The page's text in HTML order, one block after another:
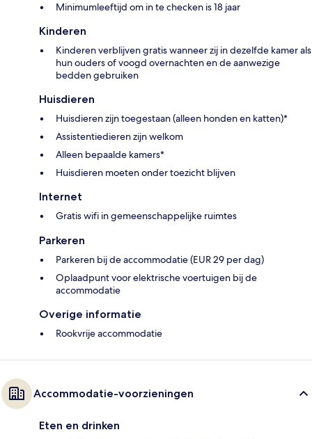
Minimumleeftijd om in te checken is 18 jaar
Kinderen
Kinderen verblijven gratis wanneer zij in dezelfde kamer als
hun ouders of voogd overnachten en de aanwezige
bedden gebruiken
Huisdieren
Huisdieren zijn toegestaan (alleen honden en katten)*
Assistentiedieren zijn welkom
Alleen bepaalde kamers*
Huisdieren moeten onder toezicht blijven
Internet
Gratis wifi in gemeenschappelijke ruimtes
Parkeren
Parkeren bij de accommodatie (EUR 29 per dag)
Oplaadpunt voor elektrische voertuigen bij de
accommodatie
Overige informatie
Rookvrije accommodatie
Accommodatie-voorzieningen
Eten en drinken